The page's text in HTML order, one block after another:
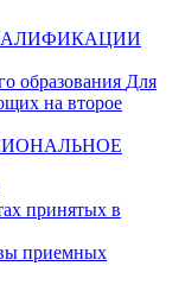
образования Для
на второе
принятых в
приемных